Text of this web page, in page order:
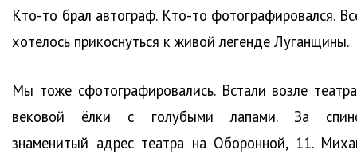
Кто-то брал автограф. Кто-то фотографировался.
хотелось прикоснуться к живой легенде Луганщины.
Мы тоже сфотографировались. Встали возле
вековой ёлки с голубыми лапами. За
знаменитый адрес театра на Оборонной, 11.